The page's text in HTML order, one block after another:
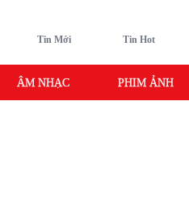
Tin Mới Tin Hot
ÂM NHẠC PHIM ẢNH